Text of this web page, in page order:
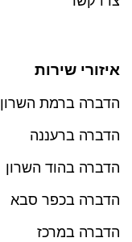
איזורי שירות
הדברה ברמת השרון
הדברה ברעננה
הדברה בהוד השרון
הדברה בכפר סבא
הדברה במרכז